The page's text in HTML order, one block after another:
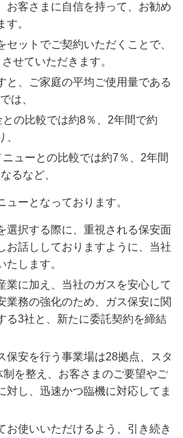
お客さまに自信を持って、お勧め
。
セットでご契約いただくことで、
せていただきます。
と、ご家庭の平均ご使用量である
は、
の比較では約8％、2年間で約
ューとの比較では約7％、2年間
るなど、
ーとなっております。
選択する際に、重視される保安面
お話ししておりますように、当社
たします。
業に加え、当社のガスを安心して
業務の強化のため、ガス保安に関
る3社と、新たに委託契約を締結
保安を行う事業場は28拠点、スタ
を整え、お客さまのご要望やご
対し、迅速かつ臨機に対応してま
お使いいただけるよう、引き続き